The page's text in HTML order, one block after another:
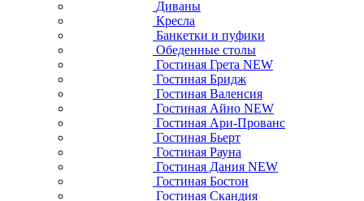
Диваны
Кресла
Банкетки и пуфики
Обеденные столы
Гостиная Грета NEW
Гостиная Бридж
Гостиная Валенсия
Гостиная Айно NEW
Гостиная Ари-Прованс
Гостиная Бьерт
Гостиная Рауна
Гостиная Дания NEW
Гостиная Бостон
Гостиная Скандия